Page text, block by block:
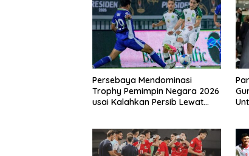
Persebaya Mendominasi
Trophy Pemimpin Negara 2026
usai Kalahkan Persib Lewat